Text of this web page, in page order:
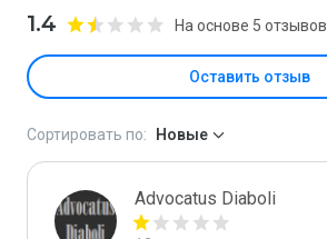
1.4 На основе 5 отзывов
Оставить отзыв
Сортировать по: Новые
Advocatus Diaboli